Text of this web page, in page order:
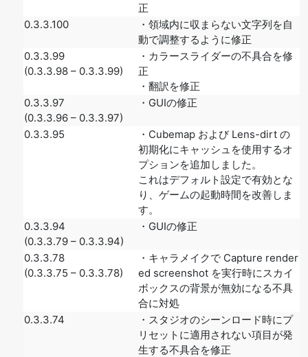
正
0.3.3.100
・領域内に収まらない文字列を自
動で調整するように修正
0.3.3.99
(0.3.3.98 – 0.3.3.99)
・カラースライダーの不具合を修
正
・翻訳を修正
0.3.3.97
(0.3.3.96 – 0.3.3.97)
・GUIの修正
0.3.3.95
・Cubemap および Lens-dirt の
初期化にキャッシュを使用するオ
プションを追加しました。
これはデフォルト設定で有効とな
り、ゲームの起動時間を改善しま
す。
0.3.3.94
(0.3.3.79 – 0.3.3.94)
・GUIの修正
0.3.3.78
(0.3.3.75 – 0.3.3.78)
・キャラメイクで Capture render
ed screenshot を実行時にスカイ
ボックスの背景が無効になる不具
合に対処
0.3.3.74
・スタジオのシーンロード時にプ
リセットに適用されない項目が発
生する不具合を修正